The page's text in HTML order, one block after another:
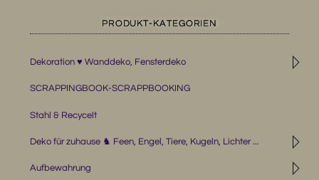
PRODUKT-KATEGORIEN
◹
Dekoration ♥ Wanddeko, Fensterdeko
SCRAPPINGBOOK-SCRAPPBOOKING
Stahl & Recycelt
◹
Deko für zuhause ♞ Feen, Engel, Tiere, Kugeln, Lichter ...
◹
Aufbewahrung